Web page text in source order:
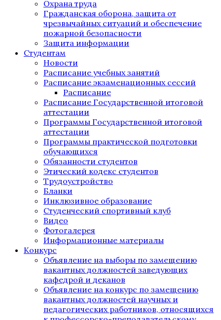
Охрана труда
Гражданская оборона, защита от
чрезвычайных ситуаций и обеспечение
пожарной безопасности
Защита информации
Студентам
Новости
Расписание учебных занятий
Расписание экзаменационных сессий
Расписание
Расписание Государственной итоговой
аттестации
Программы Государственной итоговой
аттестации
Программы практической подготовки
обучающихся
Обязанности студентов
Этический кодекс студентов
Трудоустройство
Бланки
Инклюзивное образование
Студенческий спортивный клуб
Видео
Фотогалерея
Информационные материалы
Конкурс
Объявление на выборы по замещению
вакантных должностей заведующих
кафедрой и деканов
Объявление на конкурс по замещению
вакантных должностей научных и
педагогических работников, относящихся